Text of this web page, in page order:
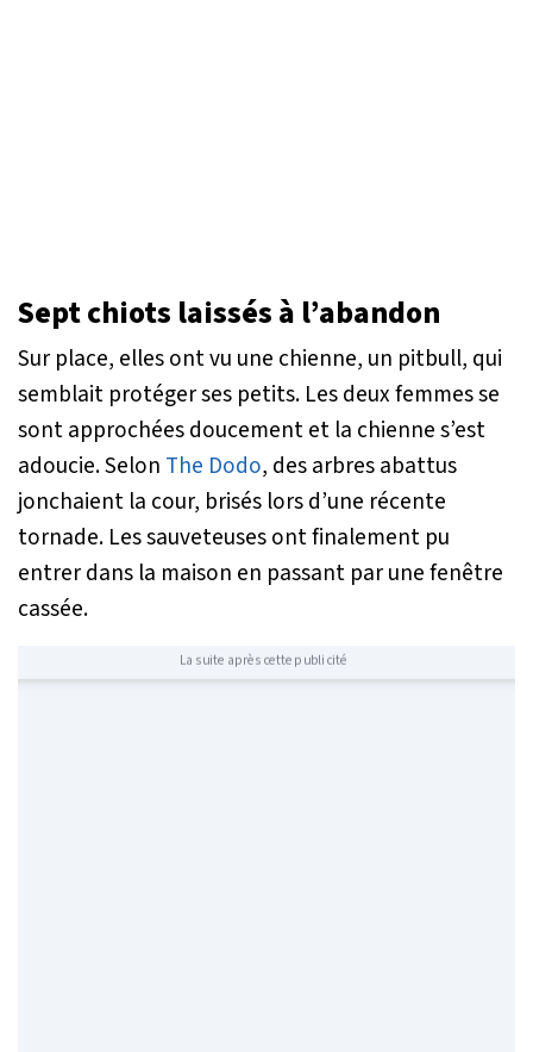
Sept chiots laissés à l’abandon
Sur place, elles ont vu une chienne, un pitbull, qui
semblait protéger ses petits. Les deux femmes se
sont approchées doucement et la chienne s’est
adoucie. Selon The Dodo, des arbres abattus
jonchaient la cour, brisés lors d’une récente
tornade. Les sauveteuses ont finalement pu
entrer dans la maison en passant par une fenêtre
cassée.
La suite après cette publicité